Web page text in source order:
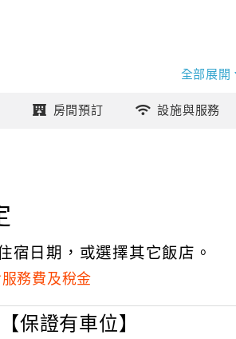
全部展開
房間預訂 設施與服務
宿日期，或選擇其它飯店。
務費及稅金
保證有車位】